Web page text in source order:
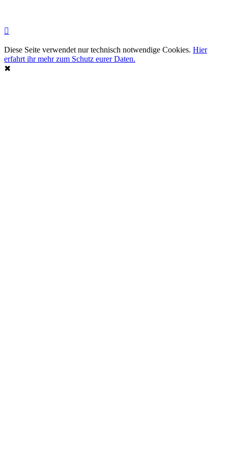
Diese Seite verwendet nur technisch notwendige Cookies. Hier
erfahrt ihr mehr zum Schutz eurer Daten.
✖